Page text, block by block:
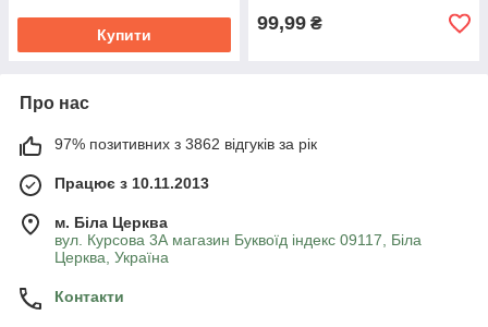
Купити
99,99 ₴
Про нас
97% позитивних з 3862 відгуків за рік
Працює з 10.11.2013
м. Біла Церква
вул. Курсова 3А магазин Буквоїд індекс 09117, Біла
Церква, Україна
Контакти